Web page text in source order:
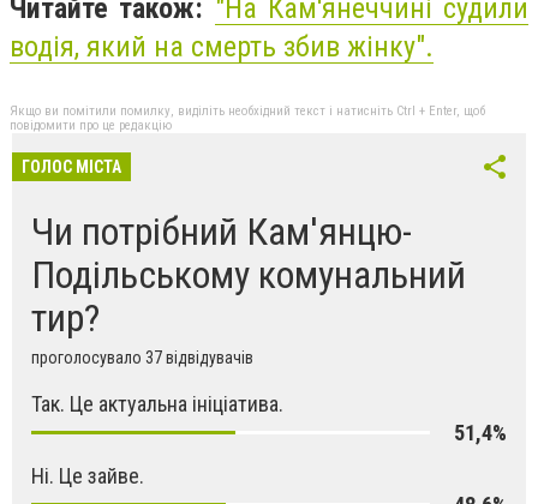
Читайте також: "На Кам'янеччині судили
водія, який на смерть збив жінку".
Якщо ви помітили помилку, виділіть необхідний текст і натисніть Ctrl + Enter, щоб
повідомити про це редакцію
ГОЛОС МІСТА
Чи потрібний Кам'янцю-
Подільському комунальний
тир?
проголосувало 37 відвідувачів
Так. Це актуальна ініціатива.
51,4%
Ні. Це зайве.